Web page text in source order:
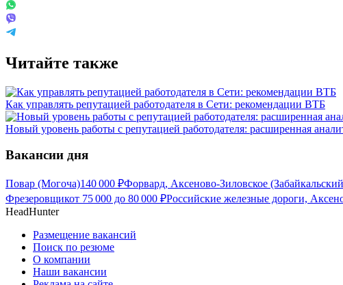
Читайте также
Как управлять репутацией работодателя в Сети: рекомендации ВТБ
Новый уровень работы с репутацией работодателя: расширенная
Вакансии дня
Повар (Могоча)140 000 ₽Форвард, Аксеново-Зиловское
Фрезеровщикот 75 000 до 80 000 ₽Российские железные дороги,
HeadHunter
Размещение вакансий
Поиск по резюме
О компании
Наши вакансии